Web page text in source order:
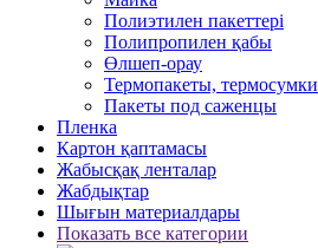
Полиэтилен пакеттері
Полипропилен қабы
Өлшеп-орау
Термопакеты, термосумки
Пакеты под саженцы
Пленка
Картон қаптамасы
Жабысқақ ленталар
Жабдықтар
Шығын материалдары
Показать все категории